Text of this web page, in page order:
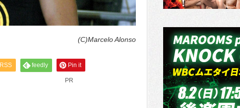
(C)Marcelo Alonso
RSS feedly Pin it
PR